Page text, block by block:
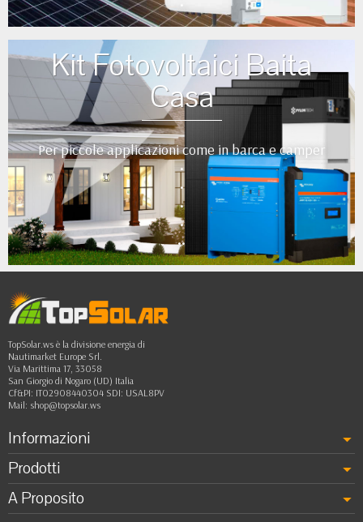
•
Kit Fotovoltaici Baita
Casa
Per piccole applicazioni come in barca e camper
•
•
•
•
••
TopSolar.ws è la divisione energia di
Nautimarket Europe Srl.
Via Marittima 17, 33058
San Giorgio di Nogaro (UD) Italia
Cf&PI: IT02908440304 SDI: USAL8PV
Mail: shop@topsolar.ws
Informazioni
Prodotti
A Proposito